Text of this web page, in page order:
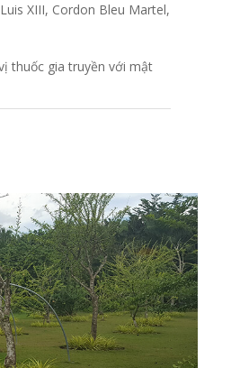
XIII, Cordon Bleu Martel,
thuốc gia truyền với mật